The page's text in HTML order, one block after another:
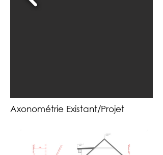
Axonométrie Existant/Projet